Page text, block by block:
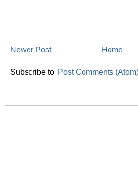
Newer Post Home
Subscribe to: Post Comments (Atom)